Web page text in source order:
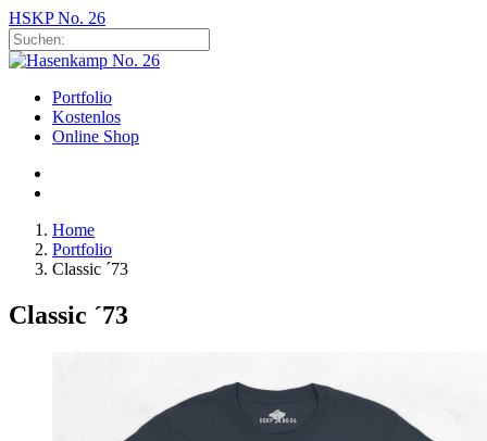
HSKP No. 26
Portfolio
Kostenlos
Online Shop
Home
Portfolio
Classic ´73
Classic ´73